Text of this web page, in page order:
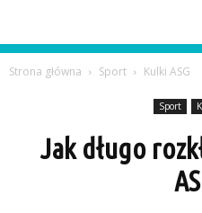
Strona główna Sport Kulki ASG
Sport
Jak długo